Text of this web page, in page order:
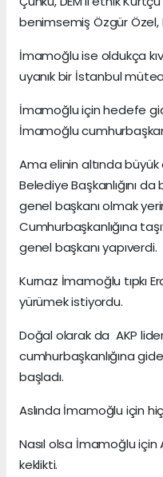
benimsemiş Özgür Özel,
İmamoğlu ise oldukça
uyanık bir İstanbul
İmamoğlu için hedefe
İmamoğlu
Ama elinin altında
Belediye Başkanlığını
genel başkanı olmak
Cumhurbaşkanlığına
genel başkanı yapıverdi.
Kurnaz İmamoğlu tıpkı
yürümek istiyordu.
Doğal olarak da AKP
cumhurbaşkanlığına
başladı.
Aslında İmamoğlu için
Nasıl olsa İmamoğlu
keklikti.